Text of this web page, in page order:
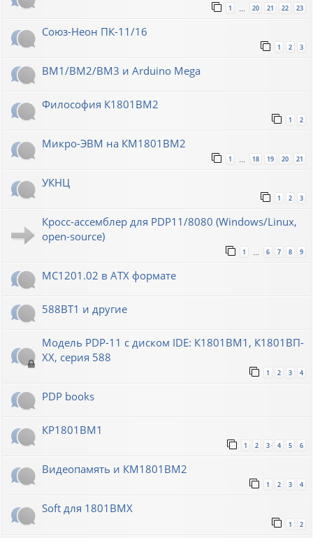
1 20 21 22 23
Союз-Неон ПК-11/16
1 2 3
ВМ1/ВМ2/ВМ3 и Arduino Mega
Философия К1801ВМ2
1 2
Микро-ЭВМ на КМ1801ВМ2
1 18 19 20 21
УКНЦ
1 2 3
Кросс-ассемблер для PDP11/8080 (Windows/Linux,
open-source)
1 … 6 7 8 9
МС1201.02 в ATX формате
588ВТ1 и другие
Модель PDP-11 с диском IDE: К1801ВМ1, К1801ВП-
XX, серия 588
1 2 3 4
PDP books
КР1801ВМ1
1 2 3 4 5 6
Видеопамять и КМ1801ВМ2
1 2 3 4
Soft для 1801ВМХ
1 2